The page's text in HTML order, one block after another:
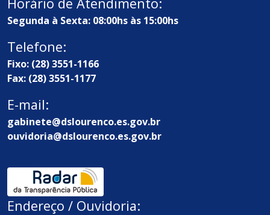
Segunda à Sexta: 08:00hs às 15:00hs
Telefone:
Fixo: (28) 3551-1166
Fax: (28) 3551-1177
E-mail:
gabinete@dslourenco.es.gov.br
ouvidoria@dslourenco.es.gov.br
Endereço / Ouvidoria: